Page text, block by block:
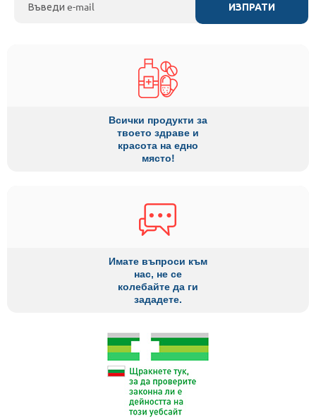
ИЗПРАТИ
Всички продукти за
твоето здраве и
красота на едно
място!
Имате въпроси към
нас, не се
колебайте да ги
зададете.